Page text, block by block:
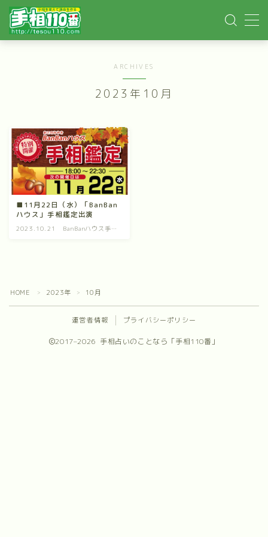
MENU
手相鑑定
手相講座
イベント依頼
ARCHIVES
2023年10月
■11月22日（水）「BanBan
ハウス」手相鑑定出演
2023.10.21
BanBanハウス手相
HOME ＞ 2023年 ＞ 10月
運営者情報 プライバシーポリシー
2017–2026 手相占いのことなら「手相110番」